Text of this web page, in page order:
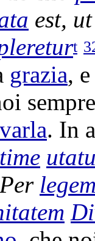
est,
t
grazia,
. In
Per